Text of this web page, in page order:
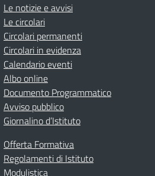
Le notizie e avvisi
Le circolari
Circolari permanenti
Circolari in evidenza
Calendario eventi
Albo online
Documento Programmatico
Avviso pubblico
Giornalino d’Istituto
Offerta Formativa
Regolamenti di Istituto
Modulistica